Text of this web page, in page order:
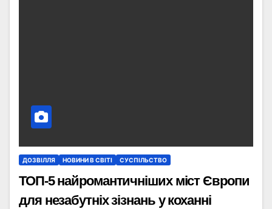
ДОЗВІЛЛЯ НОВИНИ В СВІТІ СУСПІЛЬСТВО
ТОП-5 найромантичніших міст Європи
для незабутніх зізнань у коханні